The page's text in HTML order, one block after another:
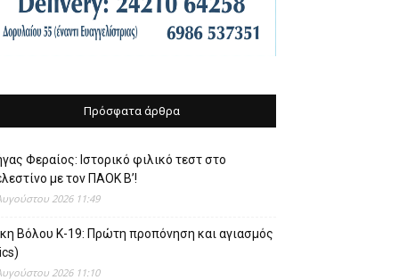
Πρόσφατα άρθρα
Φεραίος: Ιστορικό φιλικό τεστ στο
με τον ΠΑΟΚ Β’!
2026 11:49
Βόλου Κ-19: Πρώτη προπόνηση και αγιασμός
2026 11:10